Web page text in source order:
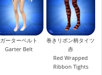
ガーターベルト
Garter Belt
巻きリボン柄タイツ
赤
Red Wrapped
Ribbon Tights